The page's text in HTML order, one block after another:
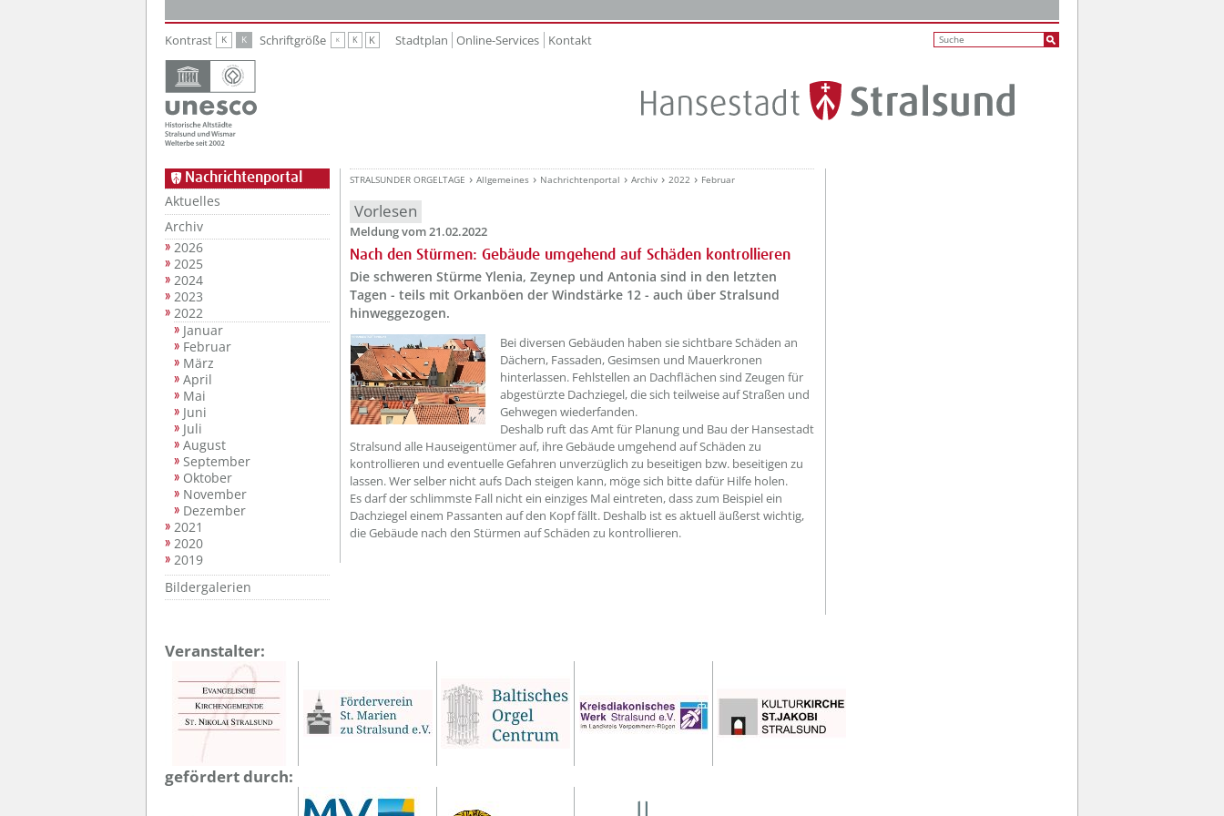
Kontrast K K Schriftgröße K K K Stadtplan Online-Services Kontakt
Nachrichtenportal
Aktuelles
Archiv
2026
2025
2024
2023
2022
Januar
Februar
März
April
Mai
Juni
Juli
August
September
Oktober
November
Dezember
2021
2020
2019
Bildergalerien
STRALSUNDER ORGELTAGE Allgemeines Nachrichtenportal Archiv 2022 Februar
Vorlesen
Meldung vom 21.02.2022
Nach den Stürmen: Gebäude umgehend auf Schäden kontrollieren
Die schweren Stürme Ylenia, Zeynep und Antonia sind in den letzten
Tagen - teils mit Orkanböen der Windstärke 12 - auch über Stralsund
hinweggezogen.
??? absaetzeOben[1]/titel ???
Bei diversen Gebäuden haben sie sichtbare Schäden an
Dächern, Fassaden, Gesimsen und Mauerkronen
hinterlassen. Fehlstellen an Dachflächen sind Zeugen für
abgestürzte Dachziegel, die sich teilweise auf Straßen und
Gehwegen wiederfanden.
Deshalb ruft das Amt für Planung und Bau der Hansestadt
Stralsund alle Hauseigentümer auf, ihre Gebäude umgehend auf Schäden zu
kontrollieren und eventuelle Gefahren unverzüglich zu beseitigen bzw. beseitigen zu
lassen. Wer selber nicht aufs Dach steigen kann, möge sich bitte dafür Hilfe holen.
Es darf der schlimmste Fall nicht ein einziges Mal eintreten, dass zum Beispiel ein
Dachziegel einem Passanten auf den Kopf fällt. Deshalb ist es aktuell äußerst wichtig,
die Gebäude nach den Stürmen auf Schäden zu kontrollieren.
Veranstalter:
gefördert durch: